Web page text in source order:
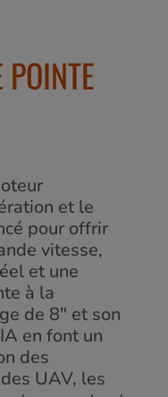
et le
pour offrir
vitesse,
et une
à la
de 8" et son
en font un
des
UAV, les